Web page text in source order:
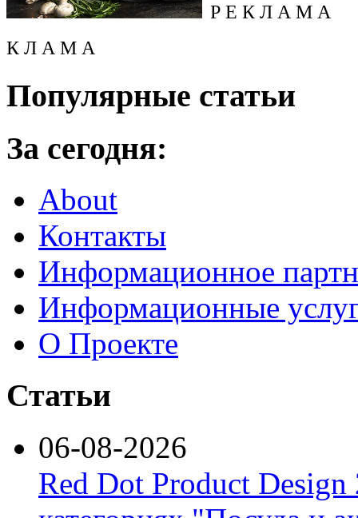
Р Е К Л А М А
К Л А М А
Популярные статьи
За сегодня:
About
Контакты
Информационное
Информационные
О Проекте
Статьи
06-08-2026
Red Dot Product Design